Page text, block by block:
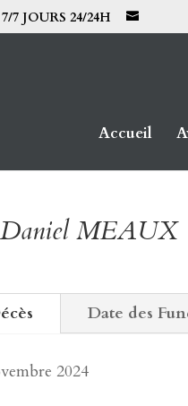
7 JOURS 24/24H
Accueil
MEAUX
Date des
2024